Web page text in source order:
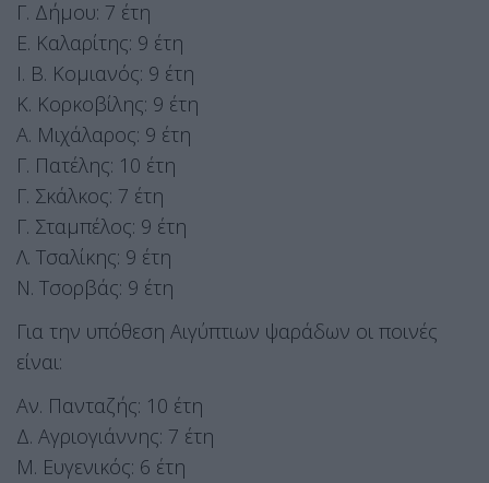
Γ. Δήμου: 7 έτη
Ε. Καλαρίτης: 9 έτη
Ι. Β. Κομιανός: 9 έτη
Κ. Κορκοβίλης: 9 έτη
Α. Μιχάλαρος: 9 έτη
Γ. Πατέλης: 10 έτη
Γ. Σκάλκος: 7 έτη
Γ. Σταμπέλος: 9 έτη
Λ. Τσαλίκης: 9 έτη
Ν. Τσορβάς: 9 έτη
Για την υπόθεση Αιγύπτιων ψαράδων οι ποινές
είναι:
Αν. Πανταζής: 10 έτη
Δ. Αγριογιάννης: 7 έτη
Μ. Ευγενικός: 6 έτη